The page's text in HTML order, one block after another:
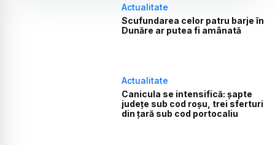
Actualitate
Scufundarea celor patru barje în
Dunăre ar putea fi amânată
Actualitate
Canicula se intensifică: șapte
județe sub cod roșu, trei sferturi
din țară sub cod portocaliu